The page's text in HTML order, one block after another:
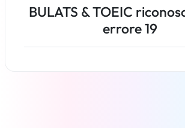
BULATS & TOEIC
errore 19